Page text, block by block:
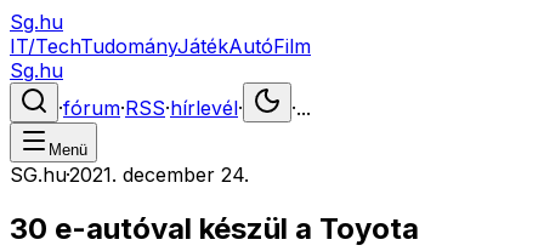
Sg.hu
IT/TechTudományJátékAutóFilm
Sg.hu
·fórum·RSS·hírlevél· ·...
Menü
SG.hu·2021. december 24.
30 e-autóval készül a Toyota